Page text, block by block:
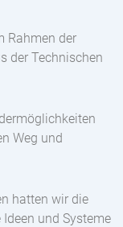
Rahmen der
der Technischen
Weg und
hatten wir die
und Systeme